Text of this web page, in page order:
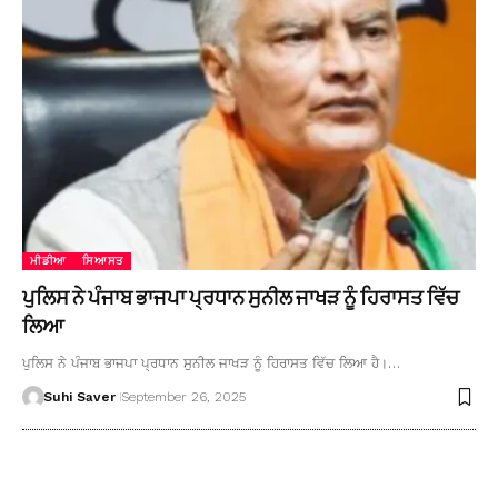
ਮੀਡੀਆ ਸਿਆਸਤ
ਪੁਲਿਸ ਨੇ ਪੰਜਾਬ ਭਾਜਪਾ ਪ੍ਰਧਾਨ ਸੁਨੀਲ ਜਾਖੜ ਨੂੰ ਹਿਰਾਸਤ ਵਿੱਚ
ਲਿਆ
ਪੁਲਿਸ ਨੇ ਪੰਜਾਬ ਭਾਜਪਾ ਪ੍ਰਧਾਨ ਸੁਨੀਲ ਜਾਖੜ ਨੂੰ ਹਿਰਾਸਤ ਵਿੱਚ ਲਿਆ ਹੈ।…
Suhi Saver September 26, 2025